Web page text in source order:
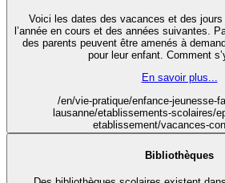
Voici les dates des vacances et des
l’année en cours et des années suivantes.
des parents peuvent être amenés à
pour leur enfant. Comment
En savoir plus...
/en/vie-pratique/enfance-jeunesse-
lausanne/etablissements-scolaires/
etablissement/vacances-
Bibliothèques